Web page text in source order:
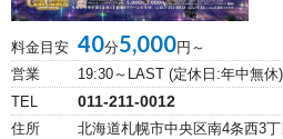
料金目安 40分5,000円～
営業
19:30～LAST (定休日:年中無休)
TEL
011-211-0012
住所 北海道札幌市中央区南4条西3